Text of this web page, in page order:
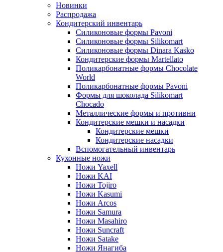
Новинки
Распродажа
Кондитерский инвентарь
Силиконовые формы Pavoni
Силиконовые формы Silikomart
Силиконовые формы Dinara Kasko
Кондитерские формы Martellato
Поликарбонатные формы Chocolate
World
Поликарбонатные формы Pavoni
Формы для шоколада Silikomart
Chocado
Металлические формы и противни
Кондитерские мешки и насадки
Кондитерские мешки
Кондитерские насадки
Вспомогательный инвентарь
Кухонные ножи
Ножи Yaxell
Ножи KAI
Ножи Tojiro
Ножи Kasumi
Ножи Arcos
Ножи Samura
Ножи Masahiro
Ножи Suncraft
Ножи Satake
Ножи Янагиба